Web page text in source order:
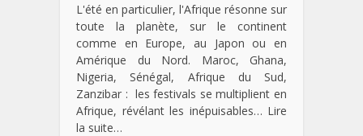
L'été en particulier, l'Afrique résonne sur
toute la planète, sur le continent
comme en Europe, au Japon ou en
Amérique du Nord. Maroc, Ghana,
Nigeria, Sénégal, Afrique du Sud,
Zanzibar : les festivals se multiplient en
Afrique, révélant les inépuisables… Lire
la suite…